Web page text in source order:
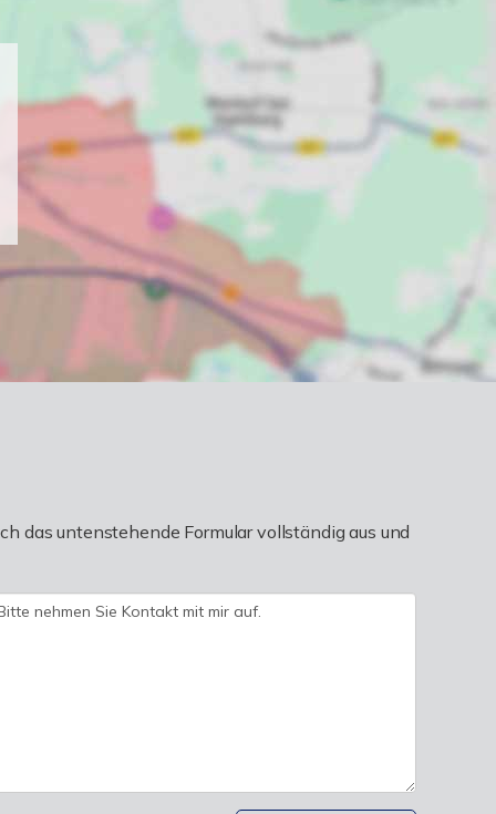
das untenstehende Formular vollständig aus und